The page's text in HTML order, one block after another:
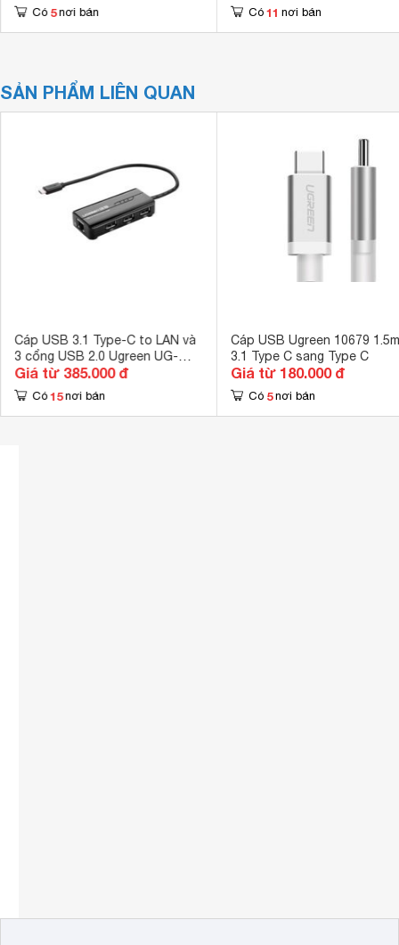
Có 5 nơi bán Có 11 nơi bán
SẢN PHẨM LIÊN QUAN
Cáp USB 3.1 Type-C to LAN và
3 cổng USB 2.0 Ugreen UG-
30289
Giá từ 385.000 đ
Có 15 nơi bán
Cáp USB Ugreen 10679
3.1 Type C sang Type C
Giá từ 180.000 đ
Có 5 nơi bán